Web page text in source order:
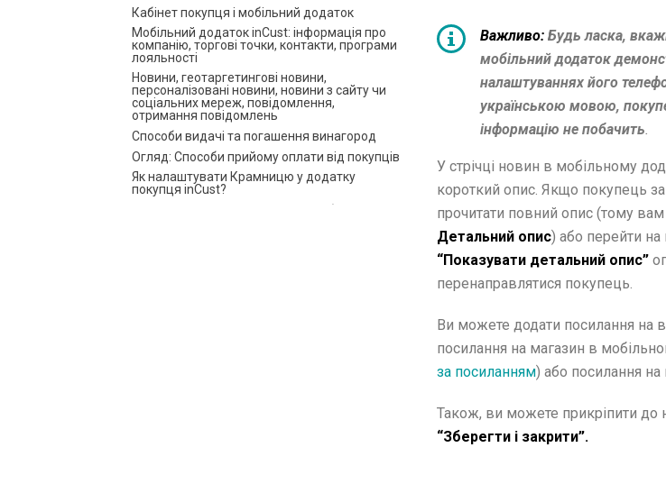
Кабінет покупця і мобільний додаток
Мобільний додаток inCust: інформація про
компанію, торгові точки, контакти, програми
лояльності
Новини, геотаргетингові новини,
персоналізовані новини, новини з сайту чи
соціальних мереж, повідомлення,
отримання повідомлень
Способи видачі та погашення винагород
Огляд: Способи прийому оплати від покупців
Як налаштувати Крамницю у додатку
покупця inCust?
Важливо: Будь ласка,
мобільний додаток
налаштуваннях його
українською мовою,
інформацію не побачить.
У стрічці новин в мобільному
короткий опис. Якщо покупець
прочитати повний опис (тому
Детальний опис) або перейти
“Показувати детальний опис”
перенаправлятися покупець.
Ви можете додати посилання на
посилання на магазин в
за посиланням) або посилання
Також, ви можете прикріпити до
“Зберегти і закрити”.